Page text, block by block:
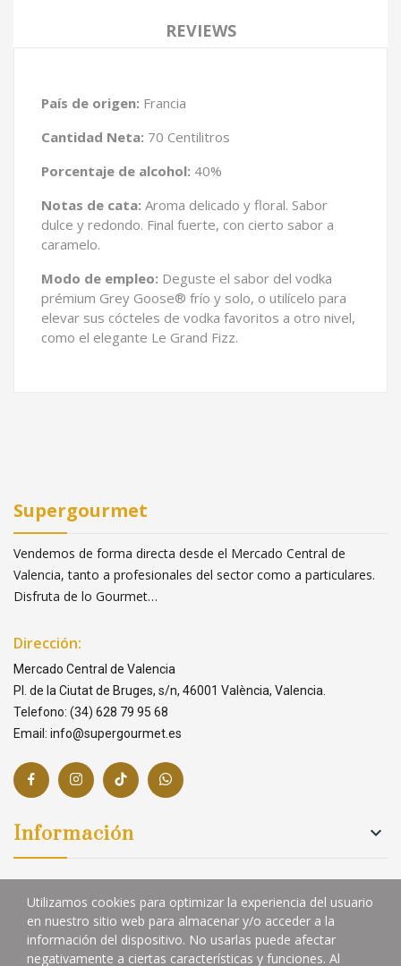
REVIEWS
País de origen: Francia
Cantidad Neta: 70 Centilitros
Porcentaje de alcohol: 40%
Notas de cata: Aroma delicado y floral. Sabor
dulce y redondo. Final fuerte, con cierto sabor a
caramelo.
Modo de empleo: Deguste el sabor del vodka
prémium Grey Goose® frío y solo, o utilícelo para
elevar sus cócteles de vodka favoritos a otro nivel,
como el elegante Le Grand Fizz.
Supergourmet
Vendemos de forma directa desde el Mercado Central de
Valencia, tanto a profesionales del sector como a particulares.
Disfruta de lo Gourmet…
Dirección:
Mercado Central de Valencia
Pl. de la Ciutat de Bruges, s/n, 46001 València, Valencia.
Telefono: (34) 628 79 95 68
Email: info@supergourmet.es
Información 
Links
Utilizamos cookies para optimizar la experiencia del usuario
en nuestro sitio web para almacenar y/o acceder a la
información del dispositivo. No usarlas puede afectar
negativamente a ciertas características y funciones. Al